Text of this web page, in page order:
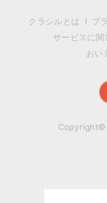
クラシルとは プ
サービスに
おい
Copyright©